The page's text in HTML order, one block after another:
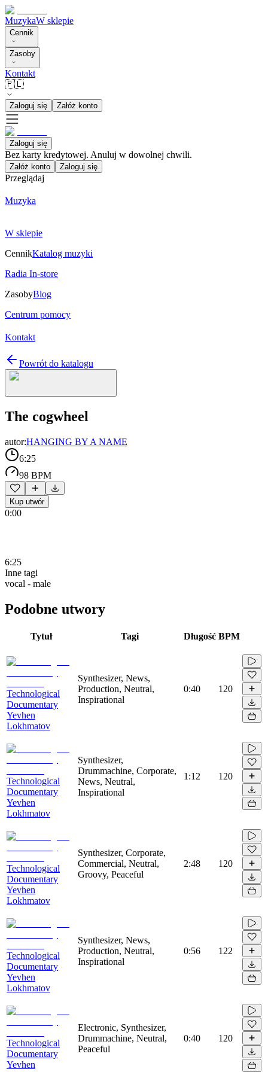
MuzykaW sklepie
Cennik
Zasoby
Kontakt
🇵🇱
Zaloguj się Załóż konto
Zaloguj się
Bez karty kredytowej. Anuluj w dowolnej chwili.
Załóż konto Zaloguj się
Przeglądaj
Muzyka
W sklepie
CennikKatalog muzyki
Radia In-store
ZasobyBlog
Centrum pomocy
Kontakt
Powrót do katalogu
The cogwheel
autor:HANGING BY A NAME
6:25
98 BPM
Kup utwór
0:00
6:25
Inne tagi
vocal - male
Podobne utwory
Tytuł Tagi Długość BPM
Technological
Documentary
Yevhen
Lokhmatov
Synthesizer, News,
Production, Neutral,
Inspirational
0:40 120
Technological
Documentary
Yevhen
Lokhmatov
Synthesizer,
Drummachine, Corporate,
News, Neutral,
Inspirational
1:12 120
Technological
Documentary
Yevhen
Lokhmatov
Synthesizer, Corporate,
Commercial, Neutral,
Groovy, Peaceful
2:48 120
Technological
Documentary
Yevhen
Lokhmatov
Synthesizer, News,
Production, Neutral,
Inspirational
0:56 122
Technological
Documentary
Yevhen
Electronic, Synthesizer,
Drummachine, Neutral,
Peaceful
0:40 120